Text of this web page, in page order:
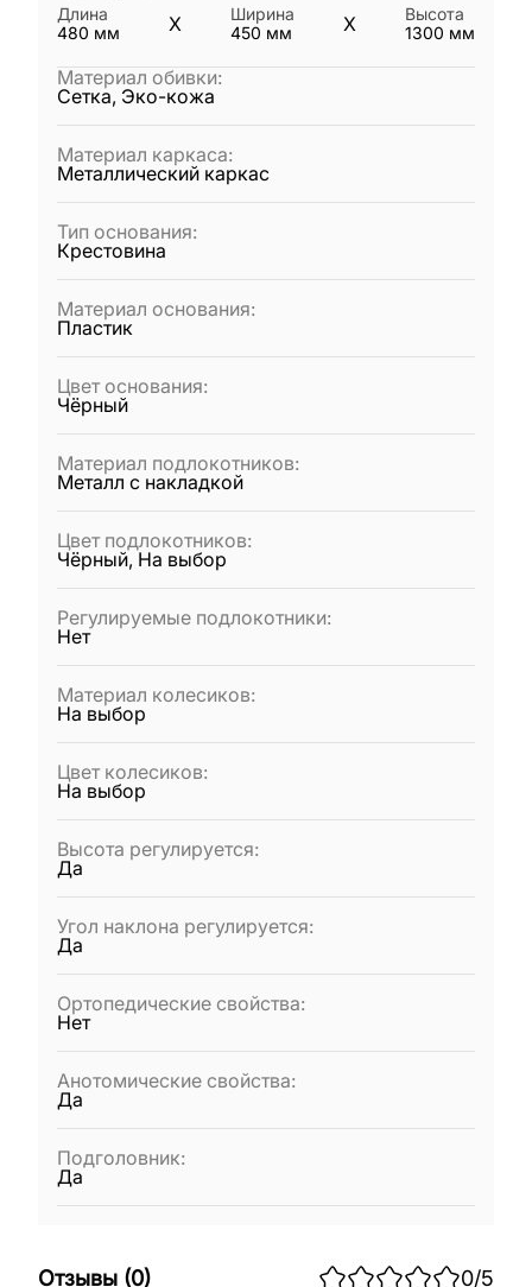
Длина
480 мм X
Ширина
450 мм X
Высота
1300 мм
Материал обивки:
Сетка, Эко-кожа
Материал каркаса:
Металлический каркас
Тип основания:
Крестовина
Материал основания:
Пластик
Цвет основания:
Чёрный
Материал подлокотников:
Металл с накладкой
Цвет подлокотников:
Чёрный, На выбор
Регулируемые подлокотники:
Нет
Материал колесиков:
На выбор
Цвет колесиков:
На выбор
Высота регулируется:
Да
Угол наклона регулируется:
Да
Ортопедические свойства:
Нет
Анотомические свойства:
Да
Подголовник:
Да
Отзывы (0) 0/5